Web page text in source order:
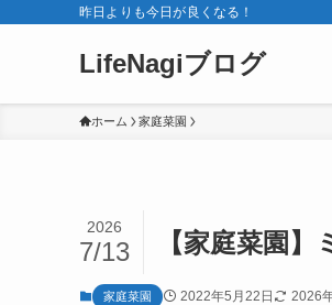
昨日よりも今日が良くなる！
LifeNagiブログ
ホーム 家庭菜園
【家庭菜園
2026
7/13
家庭菜園 2022年5月22日 2026